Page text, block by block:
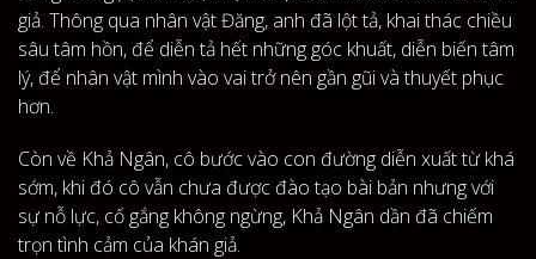
giả. Thông qua nhân vật Đăng, anh đã lột tả, khai thác chiều
sâu tâm hồn, để diễn tả hết những góc khuất, diễn biến tâm
lý, để nhân vật mình vào vai trở nên gần gũi và thuyết phục
hơn.
Còn về Khả Ngân, cô bước vào con đường diễn xuất từ khá
sớm, khi đó cô vẫn chưa được đào tạo bài bản nhưng với
sự nỗ lực, cố gắng không ngừng, Khả Ngân dần đã chiếm
trọn tình cảm của khán giả.